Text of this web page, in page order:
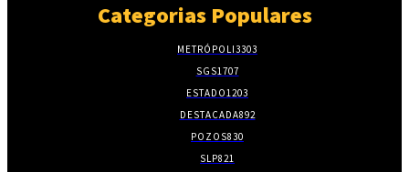
Categorias Populares
METRÓPOLI3303
SGS1707
ESTADO1203
DESTACADA892
POZOS830
SLP821